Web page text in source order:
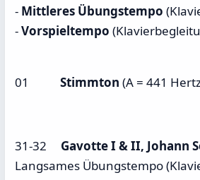
- Mittleres Übungstempo
-Vorspieltempo
01 Stimmton (A = 441
31-32 Gavotte I & II, Johann
Langsames Übungstempo